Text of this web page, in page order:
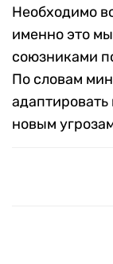
Необходимо
именно это
союзниками
По словам
новым